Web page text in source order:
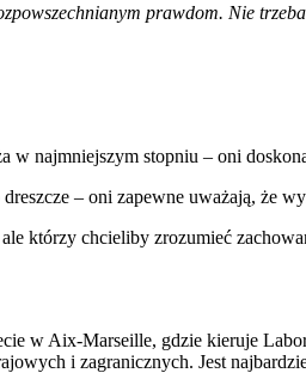
prawdom. Nie
w najmniejszym stopniu – oni
– oni zapewne uważają, że
którzy chcieliby zrozumieć
w Aix-Marseille, gdzie kieruje
i zagranicznych. Jest